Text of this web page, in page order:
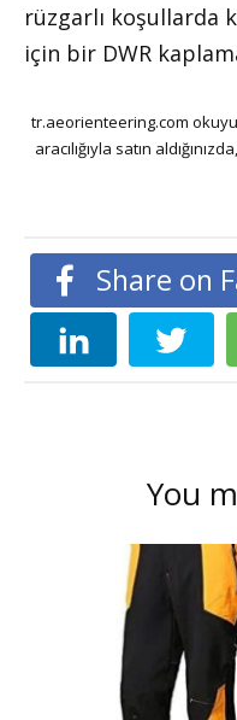
rüzgarlı koşullarda
için bir DWR
tr.aeorienteering.com
aracılığıyla satın
Share on
You